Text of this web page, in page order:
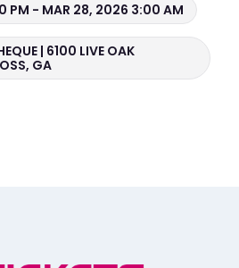
PM - MAR 28, 2026 3:00 AM
| 6100 LIVE OAK
GA